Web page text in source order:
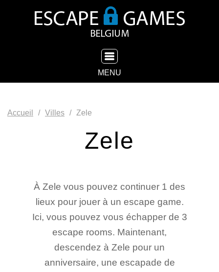
TOGGLE NAVIGATION
MENU
Accueil Villes Zele
Zele
À Zele vous pouvez continuer 1 des
lieux pour jouer à un escape game.
Ici, vous pouvez vous échapper de 3
escape rooms. Maintenant,
descendez à Zele pour un
anniversaire, une escapade de